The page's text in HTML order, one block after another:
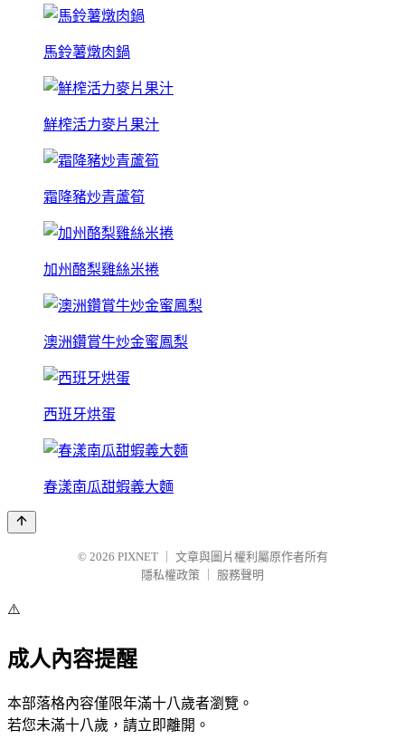
馬鈴薯燉肉鍋
鮮榨活力麥片果汁
霜降豬炒青蘆筍
加州酪梨雞絲米捲
澳洲鑽賞牛炒金蜜鳳梨
西班牙烘蛋
春漾南瓜甜蝦義大麵
© 2026 PIXNET
文章與圖片權利屬原作者所有
隱私權政策
服務聲明
⚠️
成人內容提醒
本部落格內容僅限年滿十八歲者瀏覽。
若您未滿十八歲，請立即離開。